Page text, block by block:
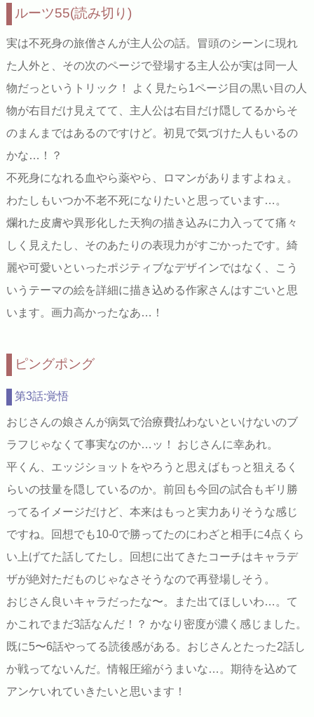
ルーツ55(読み切り)
実は不死身の旅僧さんが主人公の話。冒頭のシーンに現れ
た人外と、その次のページで登場する主人公が実は同一人
物だっというトリック！ よく見たら1ページ目の黒い目の人
物が右目だけ見えてて、主人公は右目だけ隠してるからそ
のまんまではあるのですけど。初見で気づけた人もいるの
かな…！？
不死身になれる血やら薬やら、ロマンがありますよねぇ。
わたしもいつか不老不死になりたいと思っています…。
爛れた皮膚や異形化した天狗の描き込みに力入ってて痛々
しく見えたし、そのあたりの表現力がすごかったです。綺
麗や可愛いといったポジティブなデザインではなく、こう
いうテーマの絵を詳細に描き込める作家さんはすごいと思
います。画力高かったなあ…！
ピングポング
第3話:覚悟
おじさんの娘さんが病気で治療費払わないといけないのブ
ラフじゃなくて事実なのか…ッ！ おじさんに幸あれ。
平くん、エッジショットをやろうと思えばもっと狙えるく
らいの技量を隠しているのか。前回も今回の試合もギリ勝
ってるイメージだけど、本来はもっと実力ありそうな感じ
ですね。回想でも10-0で勝ってたのにわざと相手に4点くら
い上げてた話してたし。回想に出てきたコーチはキャラデ
ザが絶対ただものじゃなさそうなので再登場しそう。
おじさん良いキャラだったな〜。また出てほしいわ…。て
かこれでまだ3話なんだ！？ かなり密度が濃く感じました。
既に5〜6話やってる読後感がある。おじさんとたった2話し
か戦ってないんだ。情報圧縮がうまいな…。期待を込めて
アンケいれていきたいと思います！